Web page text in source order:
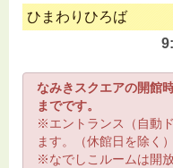
ひまわりひろば
なみきスクエアの開館
までです。
※エントランス（自動
ます。（休館日を除く）
※なでしこルームは開